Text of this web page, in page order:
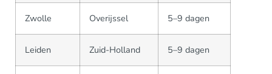
Zwolle Overijssel 5–9 dagen
Leiden Zuid-Holland 5–9 dagen